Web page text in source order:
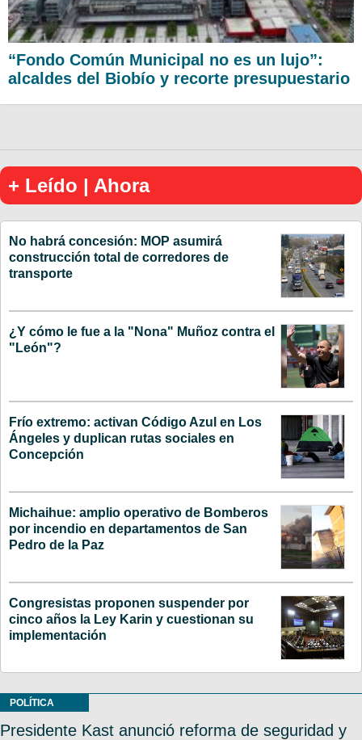
“Fondo Común Municipal no es un lujo”:
alcaldes del Biobío y recorte presupuestario
+ Leído | Ahora
No habrá concesión: MOP asumirá
construcción total de corredores de
transporte
¿Y cómo le fue a la "Nona" Muñoz contra el
"León"?
Frío extremo: activan Código Azul en Los
Ángeles y duplican rutas sociales en
Concepción
Michaihue: amplio operativo de Bomberos
por incendio en departamentos de San
Pedro de la Paz
Congresistas proponen suspender por
cinco años la Ley Karin y cuestionan su
implementación
POLÍTICA
Presidente Kast anunció reforma de seguridad y